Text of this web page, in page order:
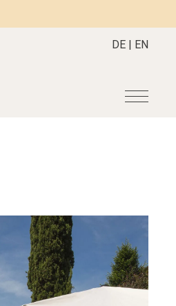
DE | EN
Career